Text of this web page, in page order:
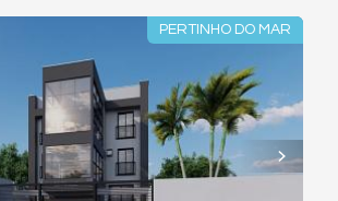
PERTINHO DO MAR